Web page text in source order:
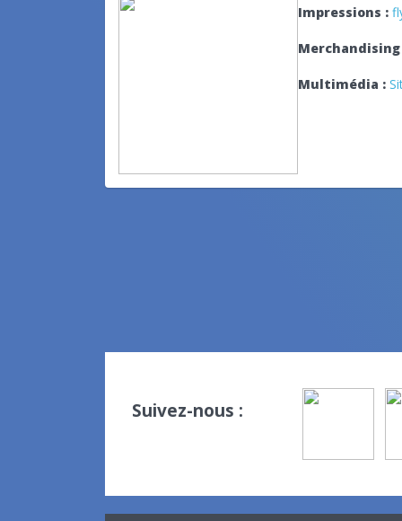
Impressions :
Merchandising
Multimédia :
Suivez-nous :